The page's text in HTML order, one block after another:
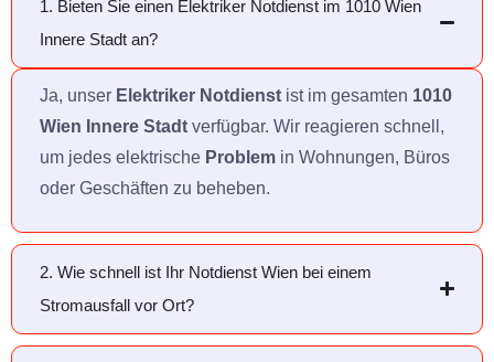
1. Bieten Sie einen Elektriker Notdienst im 1010 Wien
Innere Stadt an?
Ja, unser Elektriker Notdienst ist im gesamten 1010
Wien Innere Stadt verfügbar. Wir reagieren schnell,
um jedes elektrische Problem in Wohnungen, Büros
oder Geschäften zu beheben.
2. Wie schnell ist Ihr Notdienst Wien bei einem
Stromausfall vor Ort?